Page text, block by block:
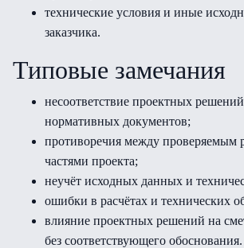
технические условия и иные
заказчика.
Типовые замечания
несоответствие проектных
нормативных документов;
противоречия между проверяемым
частями проекта;
неучёт исходных данных и
ошибки в расчётах и технических
влияние проектных решений на
без соответствующего обоснования.